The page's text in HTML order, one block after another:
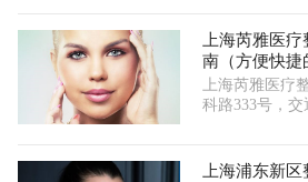
上海芮雅医
南（方便快捷
上海芮雅医疗
科路333号，交
上海浦东新区